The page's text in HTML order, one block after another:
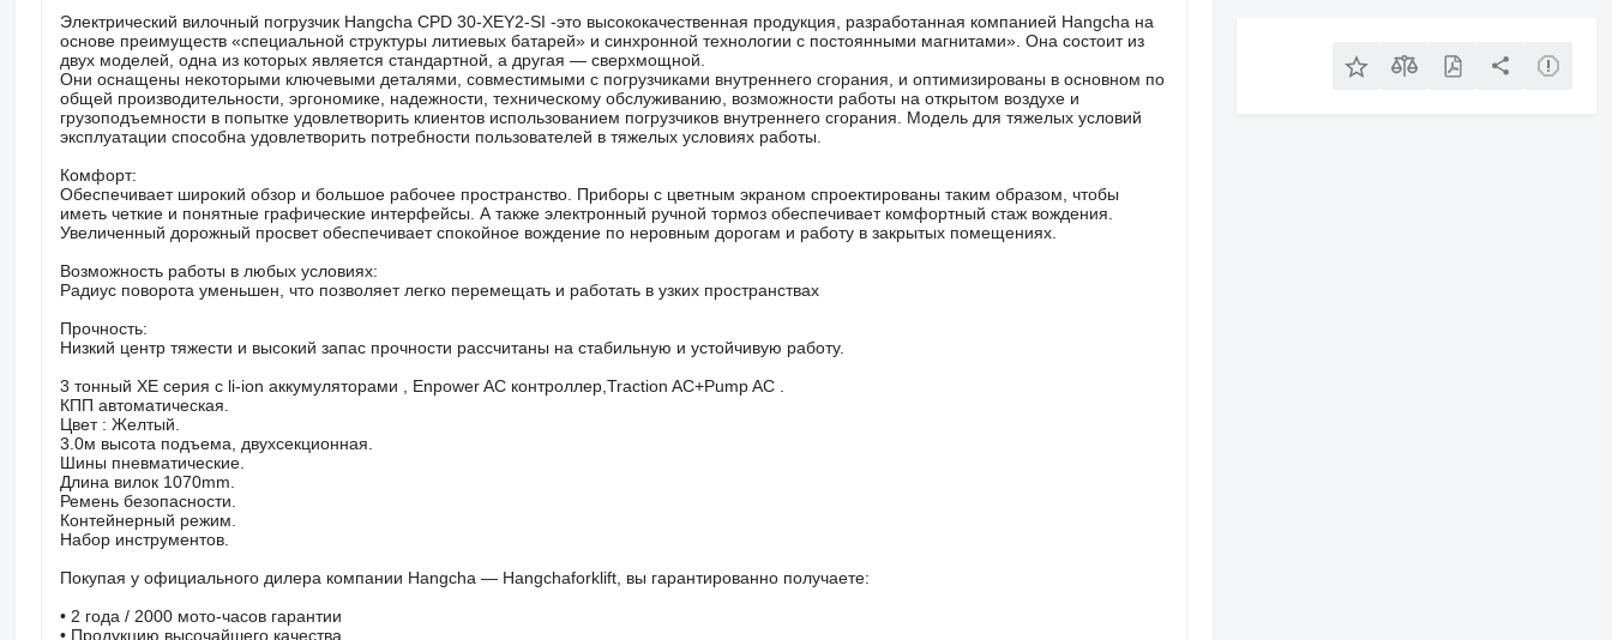
Электрический вилочный погрузчик Hangcha CPD 30-XEY2-SI -это высококачественная продукция, разработанная компанией Hangcha на
основе преимуществ «специальной структуры литиевых батарей» и синхронной технологии с постоянными магнитами». Она состоит из
двух моделей, одна из которых является стандартной, а другая — сверхмощной.
Они оснащены некоторыми ключевыми деталями, совместимыми с погрузчиками внутреннего сгорания, и оптимизированы в основном по
общей производительности, эргономике, надежности, техническому обслуживанию, возможности работы на открытом воздухе и
грузоподъемности в попытке удовлетворить клиентов использованием погрузчиков внутреннего сгорания. Модель для тяжелых условий
эксплуатации способна удовлетворить потребности пользователей в тяжелых условиях работы.
Комфорт:
Обеспечивает широкий обзор и большое рабочее пространство. Приборы с цветным экраном спроектированы таким образом, чтобы
иметь четкие и понятные графические интерфейсы. А также электронный ручной тормоз обеспечивает комфортный стаж вождения.
Увеличенный дорожный просвет обеспечивает спокойное вождение по неровным дорогам и работу в закрытых помещениях.
Возможность работы в любых условиях:
Радиус поворота уменьшен, что позволяет легко перемещать и работать в узких пространствах
Прочность:
Низкий центр тяжести и высокий запас прочности рассчитаны на стабильную и устойчивую работу.
3 тонный XE серия с li-ion аккумуляторами , Enpower AC контроллер,Traction AC+Pump AC .
КПП автоматическая.
Цвет : Желтый.
3.0м высота подъема, двухсекционная.
Шины пневматические.
Длина вилок 1070mm.
Ремень безопасности.
Контейнерный режим.
Набор инструментов.
Покупая у официального дилера компании Hangcha — Hangchaforklift, вы гарантированно получаете:
• 2 года / 2000 мото-часов гарантии
• Продукцию высочайшего качества